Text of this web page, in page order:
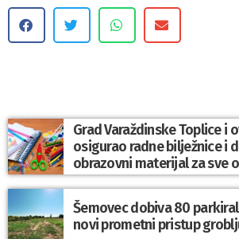
Grad Varaždinske Toplice i
osigurao radne bilježnice i
obrazovni materijal za sve
Šemovec dobiva 80
novi prometni pristup